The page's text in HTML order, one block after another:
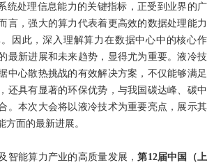
统处理信息能力的关键指标，正受到业界的广
言，强大的算力代表着更高效的数据处理能力
因此，深入理解算力在数据中心中的核心作
最新进展和未来趋势，显得尤为重要。液冷技
中心散热挑战的有效解决方案，不仅能够满足
还具有显著的环保优势，与我国碳达峰、碳中
。本次大会将以液冷技术为重要亮点，展示其
方面的最新进展。
智能算力产业的高质量发展，第12届中国（上